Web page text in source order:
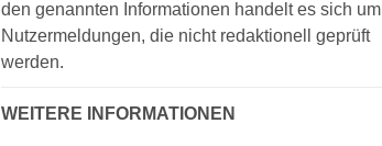
den genannten Informationen handelt es sich um
Nutzermeldungen, die nicht redaktionell geprüft
werden.
WEITERE INFORMATIONEN